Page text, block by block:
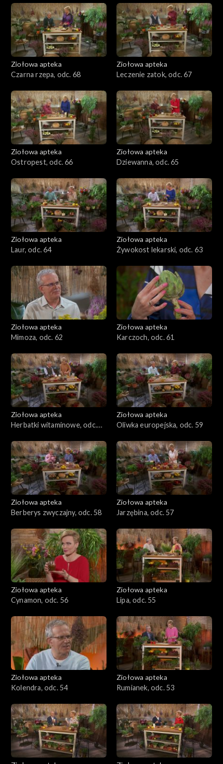
Ziołowa apteka
Czarna rzepa, odc. 68
Ziołowa apteka
Leczenie zatok, odc. 67
Ziołowa apteka
Ostropest, odc. 66
Ziołowa apteka
Dziewanna, odc. 65
Ziołowa apteka
Laur, odc. 64
Ziołowa apteka
Żywokost lekarski, odc. 63
Ziołowa apteka
Mimoza, odc. 62
Ziołowa apteka
Karczoch, odc. 61
Ziołowa apteka
Herbatki witaminowe, odc.
Ziołowa apteka
Oliwka europejska, odc. 59
Ziołowa apteka
Berberys zwyczajny, odc. 58
Ziołowa apteka
Jarzębina, odc. 57
Ziołowa apteka
Cynamon, odc. 56
Ziołowa apteka
Lipa, odc. 55
Ziołowa apteka
Kolendra, odc. 54
Ziołowa apteka
Rumianek, odc. 53